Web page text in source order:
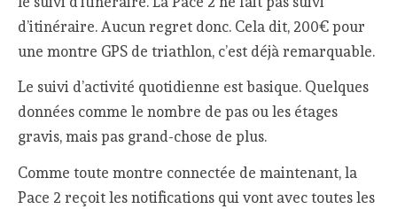
d’itinéraire. Aucun regret donc. Cela dit, 200€ pour
une montre GPS de triathlon, c’est déjà remarquable.
Le suivi d’activité quotidienne est basique. Quelques
données comme le nombre de pas ou les étages
gravis, mais pas grand-chose de plus.
Comme toute montre connectée de maintenant, la
Pace 2 reçoit les notifications qui vont avec toutes les